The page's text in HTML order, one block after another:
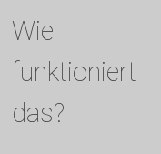
Wie
funktioniert
das?